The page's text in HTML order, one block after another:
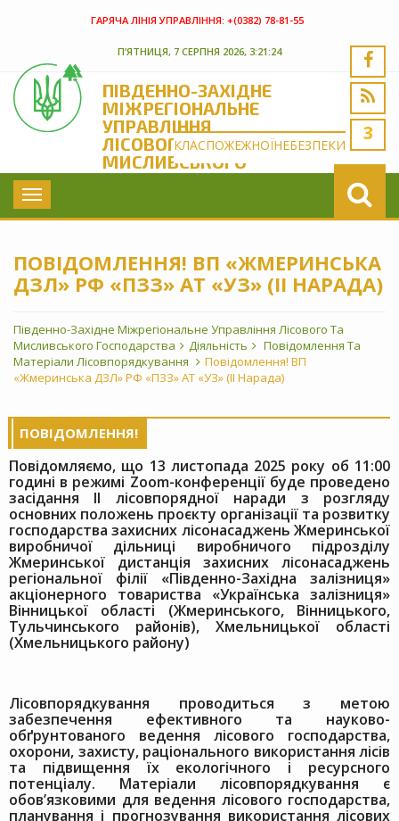
ГАРЯЧА ЛІНІЯ УПРАВЛІННЯ: +(‎0382) 78-81-55
П’ЯТНИЦЯ, 7 СЕРПНЯ 2026, 3:21:24
ПІВДЕННО-ЗАХІДНЕ
МІЖРЕГІОНАЛЬНЕ
УПРАВЛІННЯ
ЛІСОВОГО ТА
МИСЛИВСЬКОГО
ГОСПОДАРСТВА
3
КЛАСПОЖЕЖНОЇНЕБЕЗПЕКИ
Toggle
navigation
ПОВІДОМЛЕННЯ! ВП «ЖМЕРИНСЬКА
ДЗЛ» РФ «ПЗЗ» АТ «УЗ» (ІІ НАРАДА)
Південно-Західне Міжрегіональне Управління Лісового Та
Мисливського Господарства
Діяльність
Повідомлення Та
Матеріали Лісовпорядкування
Повідомлення! ВП
«Жмеринська ДЗЛ» РФ «ПЗЗ» АТ «УЗ» (ІІ Нарада)
ПОВІДОМЛЕННЯ!
Повідомляємо, що 13 листопада 2025 року об 11:00
годині в режимі Zoom-конференції буде проведено
засідання ІІ лісовпорядної наради з розгляду
основних положень проєкту організації та розвитку
господарства захисних лісонасаджень Жмеринської
виробничої дільниці виробничого підрозділу
Жмеринської дистанція захисних лісонасаджень
регіональної філії «Південно-Західна залізниця»
акціонерного товариства «Українська залізниця»
Вінницької області (Жмеринського, Вінницького,
Тульчинського районів), Хмельницької області
(Хмельницького району)
Лісовпорядкування проводиться з метою
забезпечення ефективного та науково-
обґрунтованого ведення лісового господарства,
охорони, захисту, раціонального використання лісів
та підвищення їх екологічного і ресурсного
потенціалу. Матеріали лісовпорядкування є
обов’язковими для ведення лісового господарства,
планування і прогнозування використання лісових